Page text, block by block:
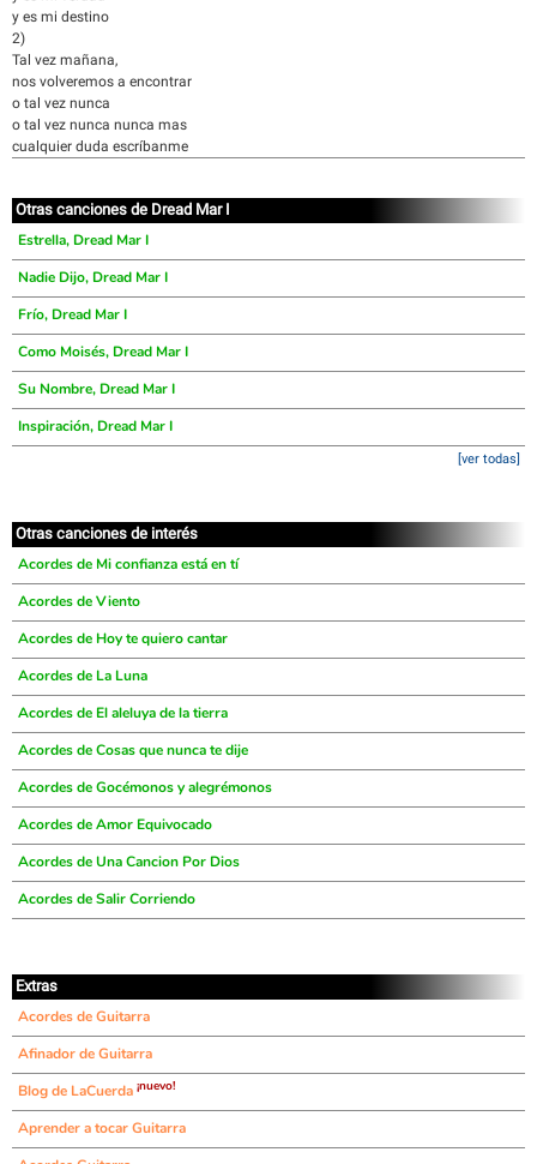
y es mi destino
2)
Tal vez mañana,
nos volveremos a encontrar
o tal vez nunca
o tal vez nunca nunca mas
cualquier duda escríbanme
Otras canciones de Dread Mar I
Estrella, Dread Mar I
Nadie Dijo, Dread Mar I
Frío, Dread Mar I
Como Moisés, Dread Mar I
Su Nombre, Dread Mar I
Inspiración, Dread Mar I
[ver todas]
Otras canciones de interés
Acordes de Mi confianza está en tí
Acordes de Viento
Acordes de Hoy te quiero cantar
Acordes de La Luna
Acordes de El aleluya de la tierra
Acordes de Cosas que nunca te dije
Acordes de Gocémonos y alegrémonos
Acordes de Amor Equivocado
Acordes de Una Cancion Por Dios
Acordes de Salir Corriendo
Extras
Acordes de Guitarra
Afinador de Guitarra
Blog de LaCuerda ¡nuevo!
Aprender a tocar Guitarra